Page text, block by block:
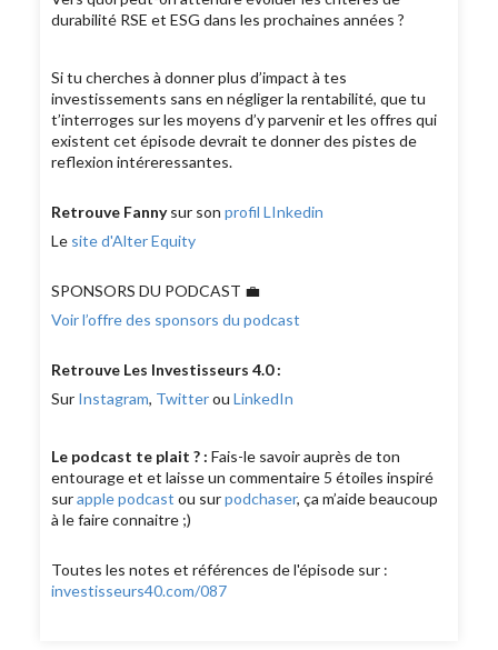
durabilité RSE et ESG dans les prochaines années ?
Si tu cherches à donner plus d’impact à tes
investissements sans en négliger la rentabilité, que tu
t’interroges sur les moyens d’y parvenir et les offres qui
existent cet épisode devrait te donner des pistes de
reflexion intéreressantes.
Retrouve Fannysur sonprofil LInkedin
Le site d'Alter Equity
SPONSORS DU PODCAST 💼
Voir l’offre des sponsors du podcast
Retrouve Les Investisseurs 4.0 :
Sur Instagram, TwitterouLinkedIn
Le podcast te plait ? :Fais-le savoir auprès de ton
entourage et et laisse un commentaire 5 étoiles inspiré
surapple podcastou surpodchaser, ça m’aide beaucoup
à le faire connaitre ;)
Toutes les notes et références de l'épisode sur :
investisseurs40.com/087